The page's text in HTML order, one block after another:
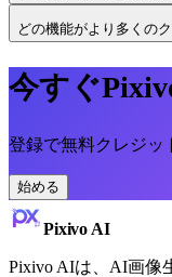
どの機能がより多くの
今すぐ
登録で無料クレジッ
始める
Pixivo AI
Pixivo AIは、AI画像